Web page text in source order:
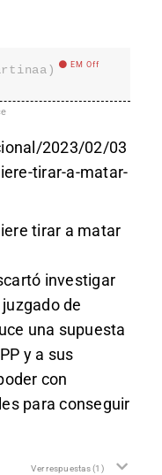
EM Off
2023/02/03
tirar-a-matar-
tirar a matar
investigar
de
una supuesta
y a sus
con
para conseguir
Ver respuestas(1)